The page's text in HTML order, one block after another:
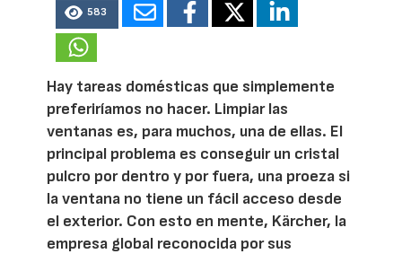
583
Hay tareas domésticas que simplemente
preferiríamos no hacer. Limpiar las
ventanas es, para muchos, una de ellas. El
principal problema es conseguir un cristal
pulcro por dentro y por fuera, una proeza si
la ventana no tiene un fácil acceso desde
el exterior. Con esto en mente, Kärcher, la
empresa global reconocida por sus